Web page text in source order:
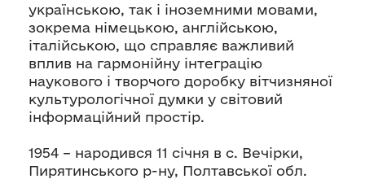
українською, так і іноземними мовами,
зокрема німецькою, англійською,
італійською, що справляє важливий
вплив на гармонійну інтеграцію
наукового і творчого доробку вітчизняної
культурологічної думки у світовий
інформаційний простір.
1954 – народився 11 січня в c. Вечірки,
Пирятинського р-ну, Полтавської обл.